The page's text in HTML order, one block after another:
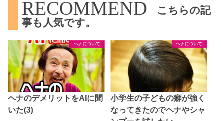
RECOMMEND
こちらの記
事も人気です。
ヘナについて
ヘナのデメリットをAIに聞
いた(3)
ヘナについて
小学生の子どもの癖が強く
なってきたのでヘナやシャ